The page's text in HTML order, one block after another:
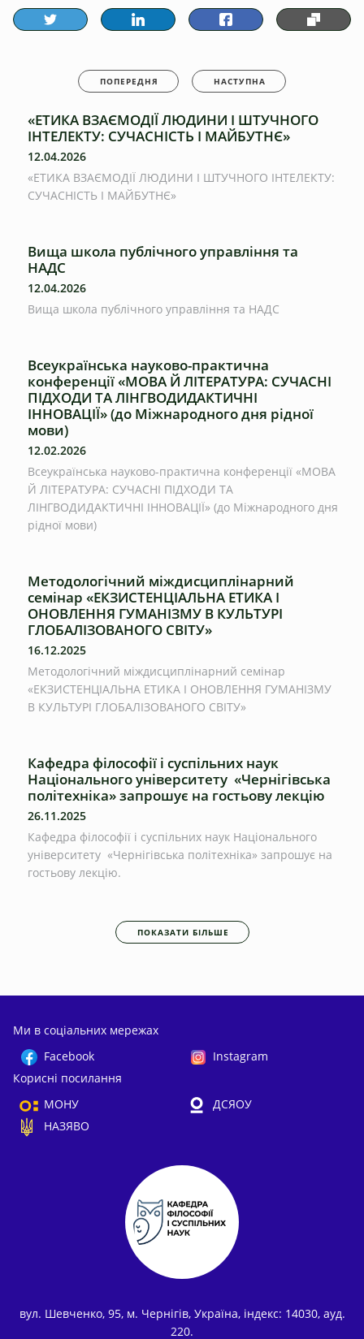
ПОПЕРЕДНЯ НАСТУПНА
«ЕТИКА ВЗАЄМОДІЇ ЛЮДИНИ І ШТУЧНОГО
ІНТЕЛЕКТУ: СУЧАСНІСТЬ І МАЙБУТНЄ»
12.04.2026
«ЕТИКА ВЗАЄМОДІЇ ЛЮДИНИ І ШТУЧНОГО ІНТЕЛЕКТУ:
СУЧАСНІСТЬ І МАЙБУТНЄ»
Вища школа публічного управління та
НАДС
12.04.2026
Вища школа публічного управління та НАДС
Всеукраїнська науково-практична
конференції «МОВА Й ЛІТЕРАТУРА: СУЧАСНІ
ПІДХОДИ ТА ЛІНГВОДИДАКТИЧНІ
ІННОВАЦІЇ» (до Міжнародного дня рідної
мови)
12.02.2026
Всеукраїнська науково-практична конференції «МОВА
Й ЛІТЕРАТУРА: СУЧАСНІ ПІДХОДИ ТА
ЛІНГВОДИДАКТИЧНІ ІННОВАЦІЇ» (до Міжнародного дня
рідної мови)
Методологічний міждисциплінарний
семінар «ЕКЗИСТЕНЦІАЛЬНА ЕТИКА І
ОНОВЛЕННЯ ГУМАНІЗМУ В КУЛЬТУРІ
ГЛОБАЛІЗОВАНОГО СВІТУ»
16.12.2025
Методологічний міждисциплінарний семінар
«ЕКЗИСТЕНЦІАЛЬНА ЕТИКА І ОНОВЛЕННЯ ГУМАНІЗМУ
В КУЛЬТУРІ ГЛОБАЛІЗОВАНОГО СВІТУ»
Кафедра філософії і суспільних наук
Національного університету «Чернігівська
політехніка» запрошує на гостьову лекцію
26.11.2025
Кафедра філософії і суспільних наук Національного
університету «Чернігівська політехніка» запрошує на
гостьову лекцію.
ПОКАЗАТИ БІЛЬШЕ
Ми в соціальних мережах
Facebook
Instagram
Корисні посилання
МОНУ
ДСЯОУ
НАЗЯВО
вул. Шевченко, 95, м. Чернігів, Україна, індекс: 14030, ауд.
220.